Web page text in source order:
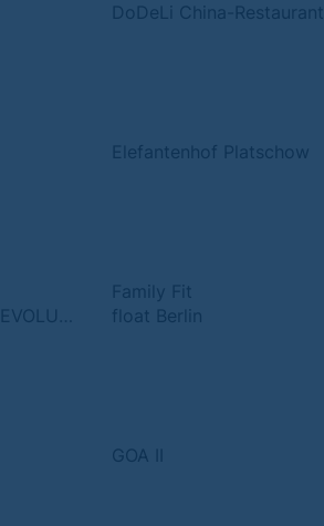
DoDeLi China-Restaurant
Elefantenhof Platschow
Family Fit
float Berlin
GOA II